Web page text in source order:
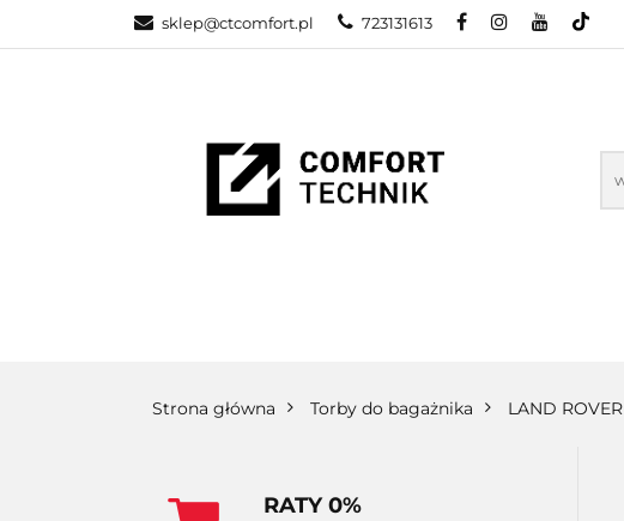
sklep@ctcomfort.pl 723131613
NAMIOTY DACHOWE
Strona główna Torby do bagażnika LAND ROVER
RATY 0%